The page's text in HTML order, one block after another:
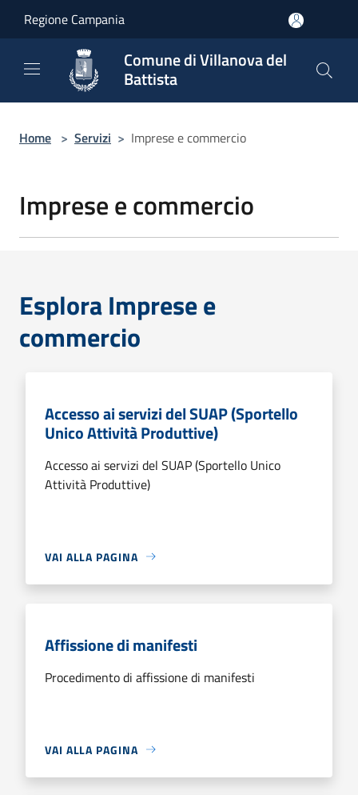
Regione Campania
Comune di Villanova del
Battista
Home > Servizi > Imprese e commercio
Imprese e commercio
Esplora Imprese e
commercio
Accesso ai servizi del SUAP (Sportello
Unico Attività Produttive)
Accesso ai servizi del SUAP (Sportello Unico
Attività Produttive)
VAI ALLA PAGINA
Affissione di manifesti
Procedimento di affissione di manifesti
VAI ALLA PAGINA